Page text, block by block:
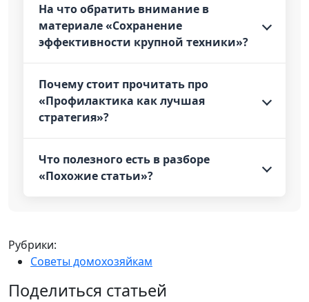
На что обратить внимание в
материале «Сохранение
эффективности крупной техники»?
Почему стоит прочитать про
«Профилактика как лучшая
стратегия»?
Что полезного есть в разборе
«Похожие статьи»?
Рубрики:
Советы домохозяйкам
Поделиться статьей